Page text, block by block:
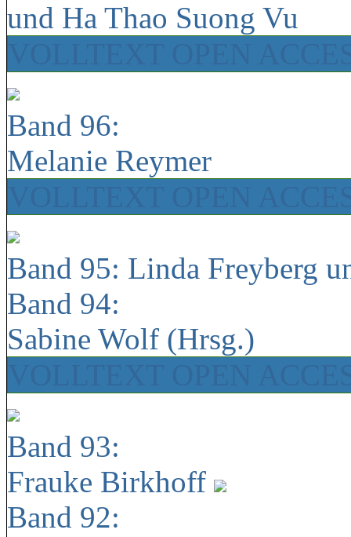
und Ha Thao Suong Vu
Band 96:
Melanie Reymer
Band 95: Linda Freyberg
Band 94:
Sabine Wolf (Hrsg.)
Band 93:
Frauke Birkhoff
Band 92: